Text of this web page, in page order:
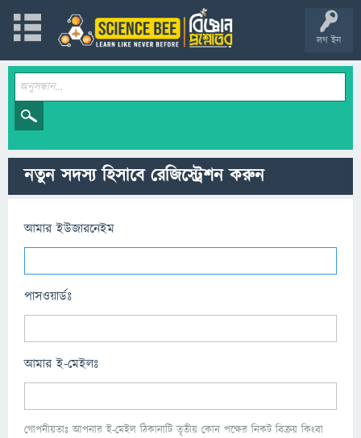
লগ ইন
নতুন সদস্য হিসাবে রেজিস্ট্রেশন করুন
আমার ইউজারনেইম
পাসওয়ার্ডঃ
আমার ই-মেইলঃ
গোপনীয়তাঃ আপনার ই-মেইল ঠিকানাটি তৃতীয় কোন পক্ষের নিকট বিক্রয় কিংবা